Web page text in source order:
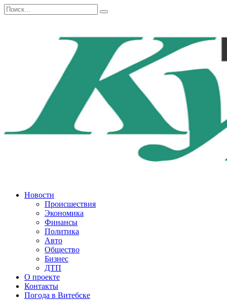
Перейти
к
Search
for:
Новости
Происшествия
Экономика
Финансы
Политика
Авто
Общество
Бизнес
ДТП
О проекте
Контакты
Погода в Витебске